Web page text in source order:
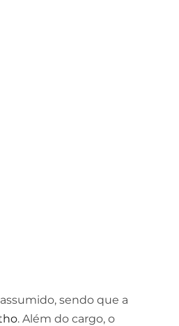
sendo que a
. Além do cargo, o